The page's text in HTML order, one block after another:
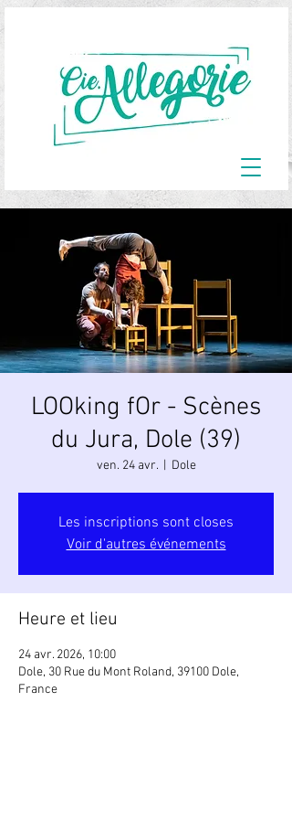
LOOking fOr - Scènes
du Jura, Dole (39)
ven. 24 avr.
  |
Dole
Les inscriptions sont closes
Voir d'autres événements
Heure et lieu
24 avr. 2026, 10:00
Dole, 30 Rue du Mont Roland, 39100 Dole,
France